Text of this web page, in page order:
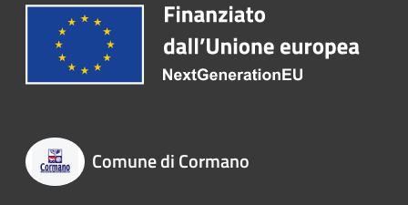
Comune di Cormano